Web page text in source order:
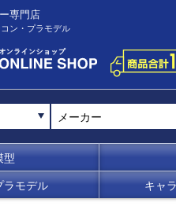
専門店
ン・プラモデル
メーカー
型
ラモデル キャ